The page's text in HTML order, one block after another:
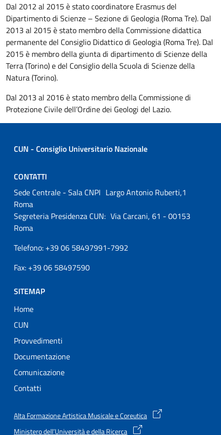
Dal 2012 al 2015 è stato coordinatore Erasmus del
Dipartimento di Scienze – Sezione di Geologia (Roma Tre). Dal
2013 al 2015 è stato membro della Commissione didattica
permanente del Consiglio Didattico di Geologia (Roma Tre). Dal
2015 è membro della giunta di dipartimento di Scienze della
Terra (Torino) e del Consiglio della Scuola di Scienze della
Natura (Torino).
Dal 2013 al 2016 è stato membro della Commissione di
Protezione Civile dell’Ordine dei Geologi del Lazio.
CUN - Consiglio Universitario Nazionale
CONTATTI
Sede Centrale - Sala CNPI Largo Antonio Ruberti,1
Roma
Segreteria Presidenza CUN: Via Carcani, 61 - 00153
Roma
Telefono: +39 06 58497991-7992
Fax: +39 06 58497590
SITEMAP
Home
CUN
Provvedimenti
Documentazione
Comunicazione
Contatti
Alta Formazione Artistica Musicale e Coreutica
Ministero dell’Università e della Ricerca